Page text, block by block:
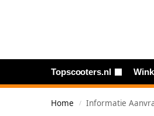
Topscooters.nl
Home / Informatie